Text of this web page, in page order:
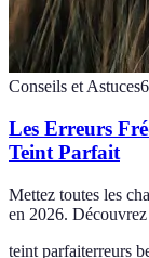
Conseils et Astuces6
Les Erreurs
Teint Parfait
Mettez toutes les
en 2026. Découvrez
teint parfaiterreurs